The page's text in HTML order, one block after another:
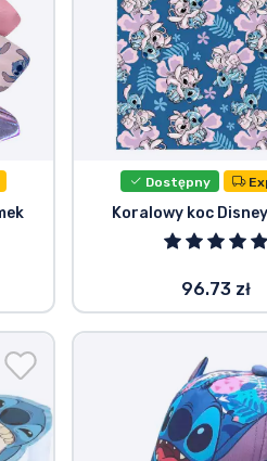
Dostępny
Koralowy koc
96.73 zł